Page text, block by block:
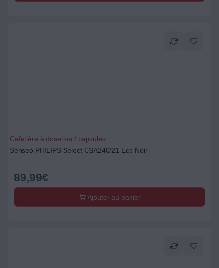
Cafetière à dosettes / capsules
Senseo PHILIPS Select CSA240/21 Eco Noir
89,99€
Ajouter au panier